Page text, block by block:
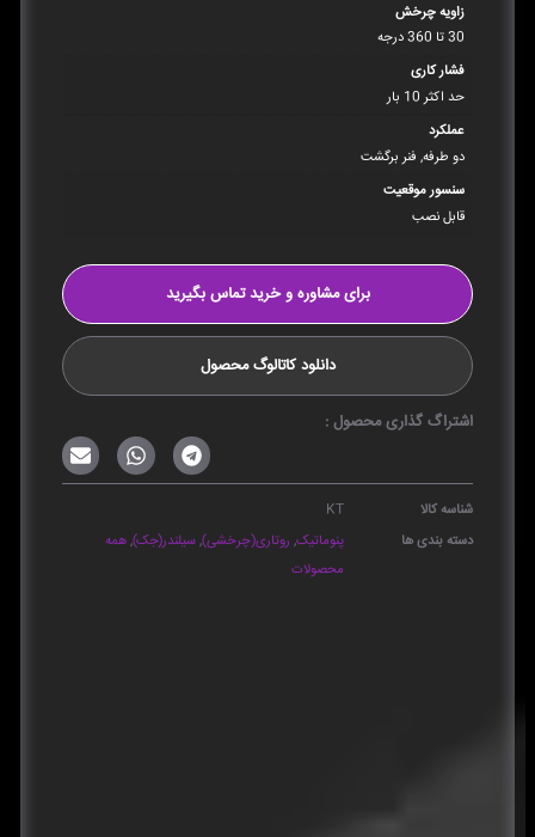
زاویه چرخش
30 تا 360 درجه
فشار کاری
حد اکثر 10 بار
عملکرد
دو طرفه, فنر برگشت
سنسور موقعیت
قابل نصب
برای مشاوره و خرید تماس بگیرید
دانلود کاتالوگ محصول
اشتراگ گذاری محصول :
شناسه کالا
KT
دسته بندی ها
پنوماتیک, روتاری(چرخشی),سیلندر(جک),همه
محصولات